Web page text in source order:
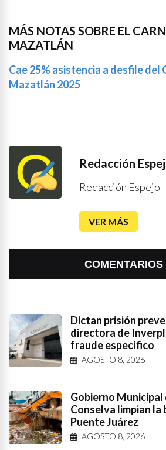
MÁS NOTAS SOBRE EL
MAZATLÁN
Cae 25% asistencia a desfile del
Mazatlán 2025
Redacción
Redacción Espejo
VER MÁS
COMENTARIOS
Dictan prisión
directora de
fraude específico
AGOSTO 8, 2026
Gobierno
Conselva limpian la
Puente Juárez
AGOSTO 8, 2026